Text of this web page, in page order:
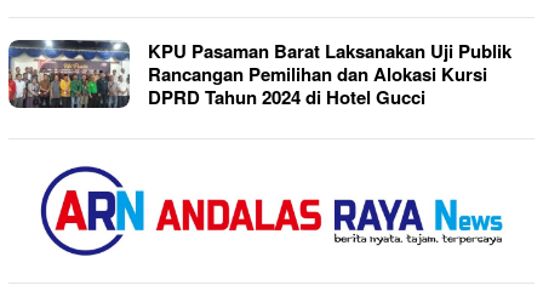
KPU Pasaman Barat Laksanakan Uji Publik
Rancangan Pemilihan dan Alokasi Kursi
DPRD Tahun 2024 di Hotel Gucci